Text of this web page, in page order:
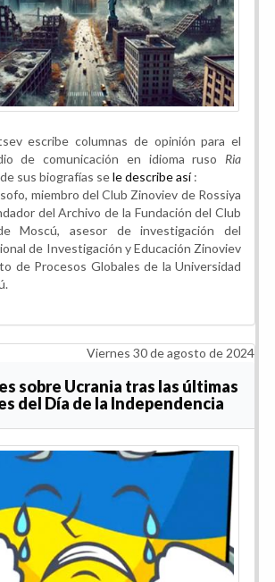
escribe columnas de opinión para el
de comunicación en idioma ruso Ria
sus biografías sele describe así:
miembro del Club Zinoviev de Rossiya
del Archivo de la Fundación del Club
Moscú, asesor de investigación del
de Investigación y Educación Zinoviev
de Procesos Globales de la Universidad
Viernes 30 de agosto de 2024
sobre Ucrania tras las últimas
del Día de la Independencia